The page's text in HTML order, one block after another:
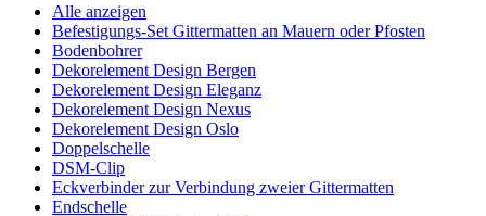
Alle anzeigen
Befestigungs-Set Gittermatten an Mauern oder Pfosten
Bodenbohrer
Dekorelement Design Bergen
Dekorelement Design Eleganz
Dekorelement Design Nexus
Dekorelement Design Oslo
Doppelschelle
DSM-Clip
Eckverbinder zur Verbindung zweier Gittermatten
Endschelle